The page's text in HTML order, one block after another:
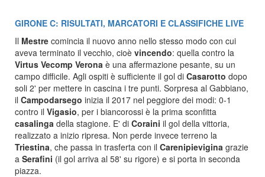
GIRONE C: RISULTATI, MARCATORI E CLASSIFICHE LIVE
Il Mestre comincia il nuovo anno nello stesso modo con cui
aveva terminato il vecchio, cioè vincendo: quella contro la
Virtus Vecomp Verona è una affermazione pesante, su un
campo difficile. Agli ospiti è sufficiente il gol di Casarotto dopo
soli 2' per mettere in cascina i tre punti. Sorpresa al Gabbiano,
il Campodarsego inizia il 2017 nel peggiore dei modi: 0-1
contro il Vigasio, per i biancorossi è la prima sconfitta
casalinga della stagione. E' di Coraini il gol della vittoria,
realizzato a inizio ripresa. Non perde invece terreno la
Triestina, che passa in trasferta con il Carenipievigina grazie
a Serafini (il gol arriva al 58' su rigore) e si porta in seconda
piazza.